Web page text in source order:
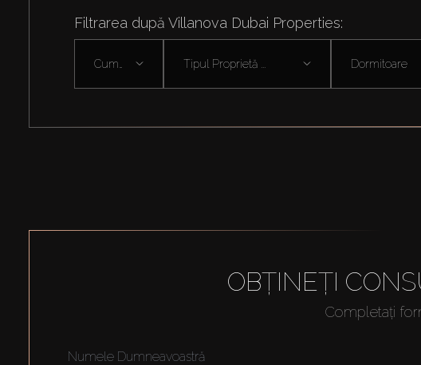
Filtrarea după Villanova Dubai Properties:
Tipul Proprietă ... Dormitoare
OBȚINEȚI
Completați